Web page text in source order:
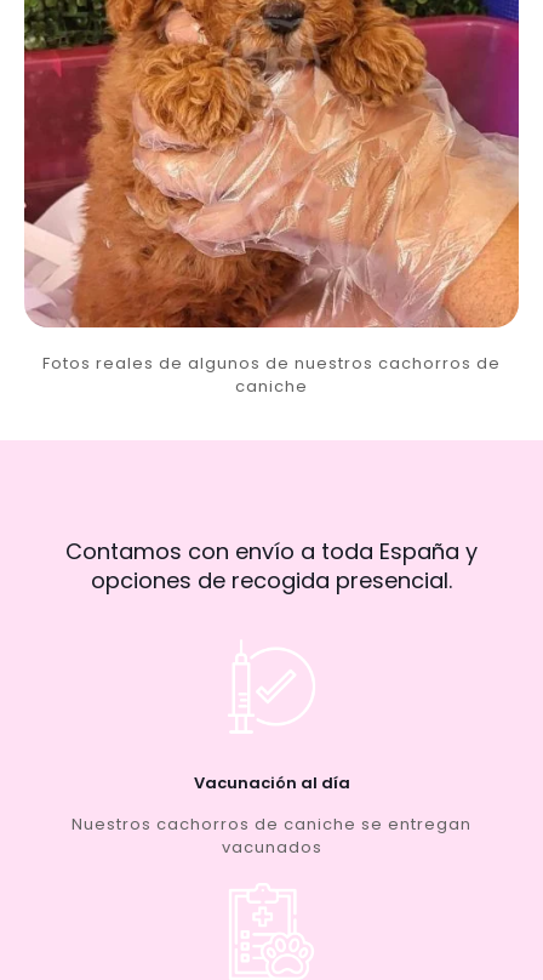
Fotos reales de algunos de nuestros cachorros de
caniche
Contamos con envío a toda España y
opciones de recogida presencial.
Vacunación al día
Nuestros cachorros de caniche se entregan
vacunados